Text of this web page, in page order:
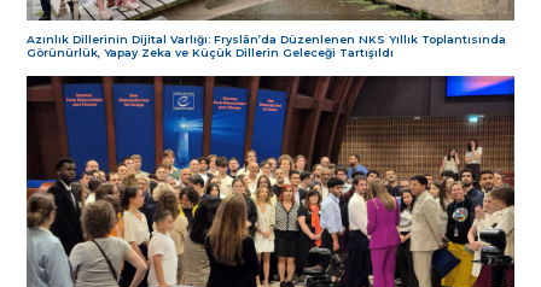
Azınlık Dillerinin Dijital Varlığı: Fryslân’da Düzenlenen NKS Yıllık Toplantısında
Görünürlük, Yapay Zeka ve Küçük Dillerin Geleceği Tartışıldı